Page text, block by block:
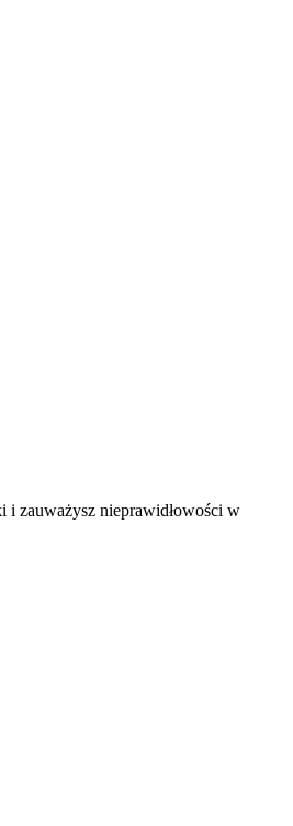
i zauważysz nieprawidłowości w